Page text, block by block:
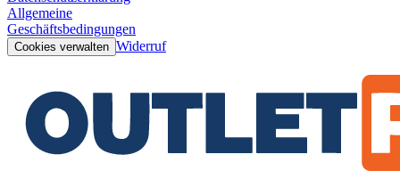
Allgemeine
Geschäftsbedingungen
Cookies verwalten Widerruf